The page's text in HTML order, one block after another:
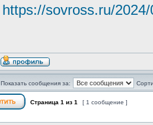
https://sovross.ru/
Показать сообщения за:
Страница 1 из 1 [ 1 сообщение ]